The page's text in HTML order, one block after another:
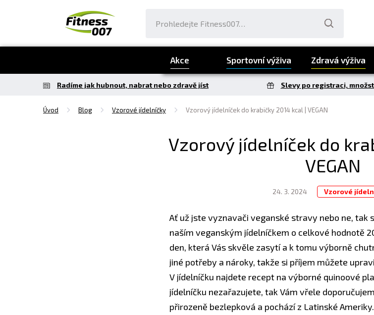
Akce Sportovní výživa Zdravá výživa
Radíme jak hubnout, nabrat nebo zdravě jíst Slevy po registraci,
Úvod Blog Vzorové jídelníčky Vzorový jídelníček do krabičky 2014 kcal | VEGAN
Vzorový jídelníček do
VEGAN
24. 3. 2024 Vzorové
Ať už jste vyznavači veganské stravy nebo ne, tak
naším veganským jídelníčkem o celkové hodnotě
den, která Vás skvěle zasytí a k tomu výborně
jiné potřeby a nároky, takže si příjem můžete
V jídelníčku najdete recept na výborné quinoové
jídelníčku nezařazujete, tak Vám vřele
přirozeně bezlepková a pochází z Latinské